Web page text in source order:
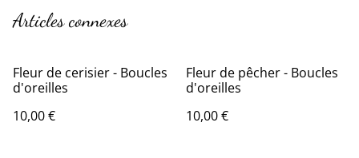
Articles connexes
Fleur de cerisier - Boucles
d'oreilles
10,00 €
Fleur de pêcher - Boucles
d'oreilles
10,00 €